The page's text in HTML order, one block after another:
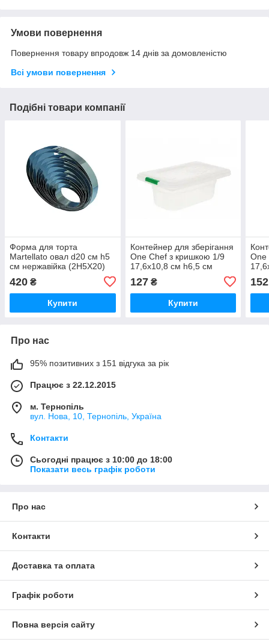
Умови повернення
Повернення товару впродовж 14 днів за домовленістю
Всі умови повернення
Подібні товари компанії
Форма для торта
Martellato овал d20 см h5
см нержавійка (2H5X20)
420 ₴
Купити
Контейнер для зберігання
One Chef з кришкою 1/9
17,6х10,8 см h6,5 см
127₴
Купити
One
152
Про нас
95% позитивних з 151 відгука за рік
Працює з 22.12.2015
м. Тернопіль
вул. Нова, 10, Тернопіль, Україна
Контакти
Сьогодні працює з 10:00 до 18:00
Показати весь графік роботи
Про нас
Контакти
Доставка та оплата
Графік роботи
Повна версія сайту